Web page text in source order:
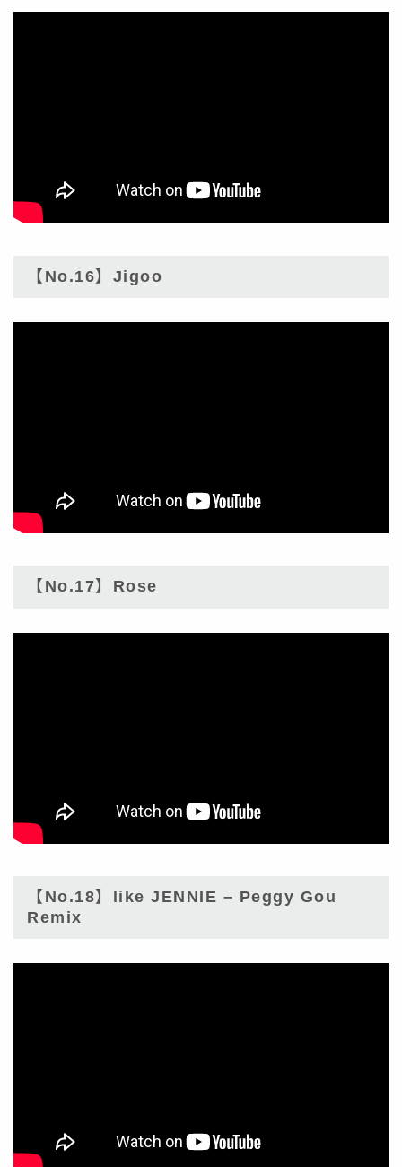
【No.16】Jigoo
【No.17】Rose
【No.18】like JENNIE – Peggy Gou
Remix